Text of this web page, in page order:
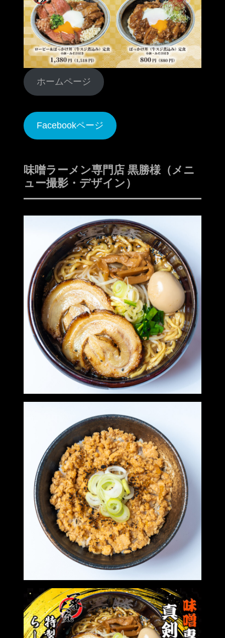
ホームページ
Facebookページ
味噌ラーメン専門店 黒勝様（メニ
ュー撮影・デザイン）